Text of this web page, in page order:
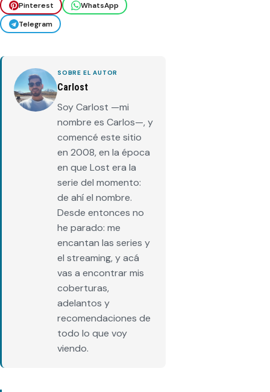
Pinterest
WhatsApp
Telegram
SOBRE EL AUTOR
Carlost
Soy Carlost —mi
nombre es Carlos—, y
comencé este sitio
en 2008, en la época
en que Lost era la
serie del momento:
de ahí el nombre.
Desde entonces no
he parado: me
encantan las series y
el streaming, y acá
vas a encontrar mis
coberturas,
adelantos y
recomendaciones de
todo lo que voy
viendo.